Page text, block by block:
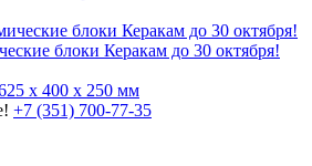
блоки Керакам до 30 октября!
+7 (351) 700-77-35